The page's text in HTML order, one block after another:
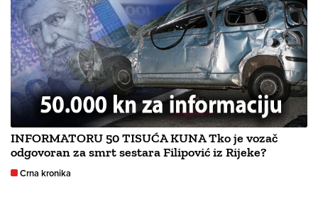
INFORMATORU 50 TISUĆA KUNA Tko je vozač
odgovoran za smrt sestara Filipović iz Rijeke?
Crna kronika